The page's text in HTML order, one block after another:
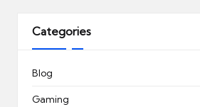
Categories
Blog
Gaming